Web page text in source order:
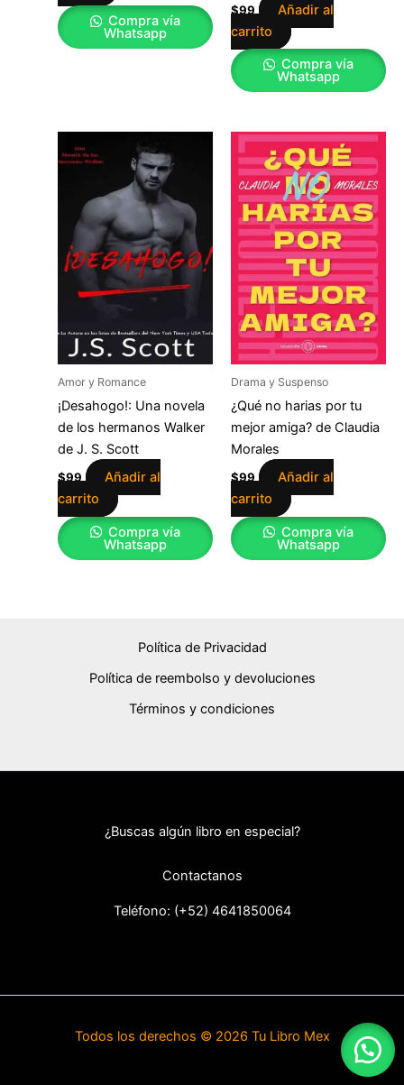
Compra vía
Whatsapp
$99
Añadir al
carrito
Compra vía
Whatsapp
Amor y Romance
¡Desahogo!: Una novela
de los hermanos Walker
de J. S. Scott
$99
Añadir al
carrito
Compra vía
Whatsapp
Drama y Suspenso
¿Qué no harias por tu
mejor amiga? de Claudia
Morales
$99
Añadir al
carrito
Compra vía
Whatsapp
Política de Privacidad
Política de reembolso y devoluciones
Términos y condiciones
¿Buscas algún libro en especial?
Contactanos
Teléfono: (+52) 4641850064
Todos los derechos © 2026 Tu Libro Mex